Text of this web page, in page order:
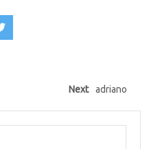
Next adriano